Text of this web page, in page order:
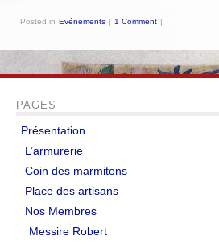
Orga Andilly 2015
Posted in Evénements | 1 Comment |
PAGES
Présentation
L’armurerie
Coin des marmitons
Place des artisans
Nos Membres
Messire Robert